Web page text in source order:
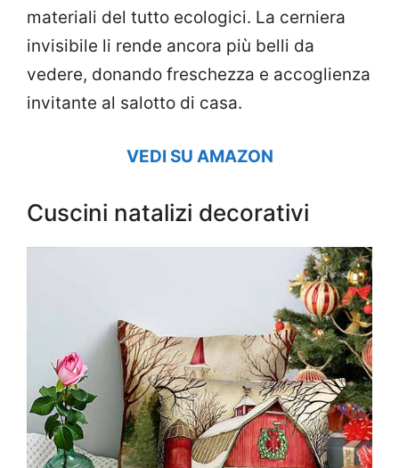
materiali del tutto ecologici. La cerniera
invisibile li rende ancora più belli da
vedere, donando freschezza e accoglienza
invitante al salotto di casa.
VEDI SU AMAZON
Cuscini natalizi decorativi